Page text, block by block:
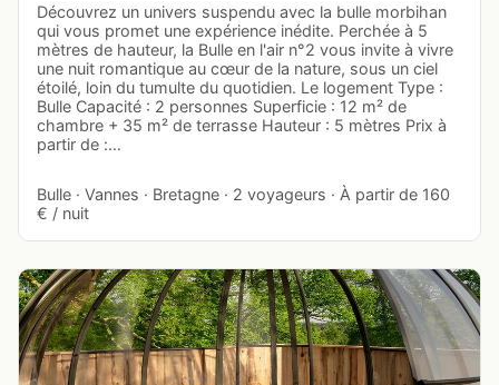
Découvrez un univers suspendu avec la bulle morbihan
qui vous promet une expérience inédite. Perchée à 5
mètres de hauteur, la Bulle en l'air n°2 vous invite à vivre
une nuit romantique au cœur de la nature, sous un ciel
étoilé, loin du tumulte du quotidien. Le logement Type :
Bulle Capacité : 2 personnes Superficie : 12 m² de
chambre + 35 m² de terrasse Hauteur : 5 mètres Prix à
partir de :…
Bulle · Vannes · Bretagne · 2 voyageurs · À partir de 160
€ / nuit